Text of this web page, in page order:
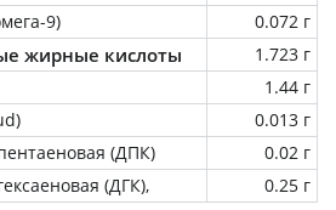
9)
0.072 г
жирные кислоты
1.723 г
1.44 г
0.013 г
(ДПК)
0.02 г
(ДГК),
0.25 г